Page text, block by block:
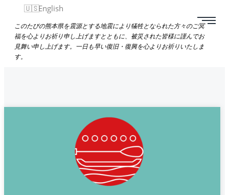
English
このたびの熊本県を震源とする地震により犠牲となられた方々のご冥
福を心よりお祈り申し上げますとともに、被災された皆様に謹んでお
見舞い申し上げます。一日も早い復旧・復興を心よりお祈りいたしま
す。